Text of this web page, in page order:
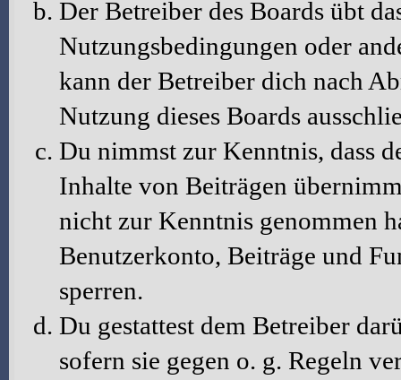
Der Betreiber des Boards übt
Nutzungsbedingungen oder
kann der Betreiber dich nach
Nutzung dieses Boards
Du nimmst zur Kenntnis, dass
Inhalte von Beiträgen
nicht zur Kenntnis genommen
Benutzerkonto, Beiträge und
sperren.
Du gestattest dem Betreiber
sofern sie gegen o. g. Regeln